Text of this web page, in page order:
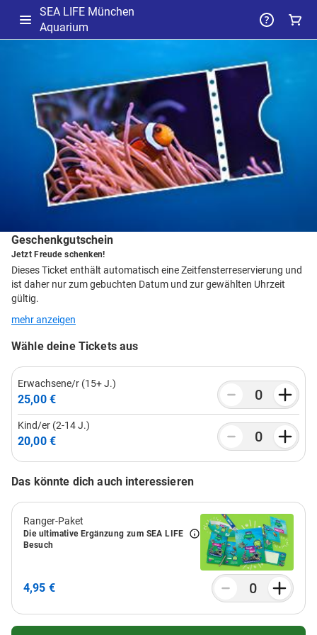
SEA LIFE München
Aquarium
Package
Details
Geschenkgutschein
Jetzt Freude schenken!
Dieses Ticket enthält automatisch eine Zeitfensterreservierung und
ist daher nur zum gebuchten Datum und zur gewählten Uhrzeit
gültig.
mehr anzeigen
Wähle deine Tickets aus
Erwachsene/r (15+ J.)
25,00 €
Kind/er (2-14 J.)
20,00 €
Das könnte dich auch interessieren
Ranger-Paket
Die ultimative Ergänzung zum SEA LIFE
Besuch
4,95 €